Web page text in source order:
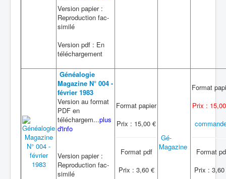
Version papier :
Reproduction fac-
similé
Version pdf : En
téléchargement
Généalogie
Magazine N° 004 -
février 1983
Version au format
PDF en
téléchargem...plus
d'info
Version papier :
Reproduction fac-
similé
Format papier
Prix : 15,00 €
Format pdf
Prix : 3,60 €
Gé-
Magazine
Format
Prix :
Format
Prix : 3,60